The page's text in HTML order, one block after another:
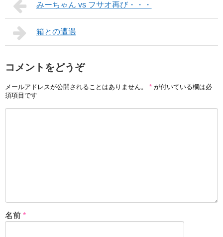
みーちゃん vs フサオ再び・・・
箱との遭遇
コメントをどうぞ
メールアドレスが公開されることはありません。 * が付いている欄は必
須項目です
名前 *